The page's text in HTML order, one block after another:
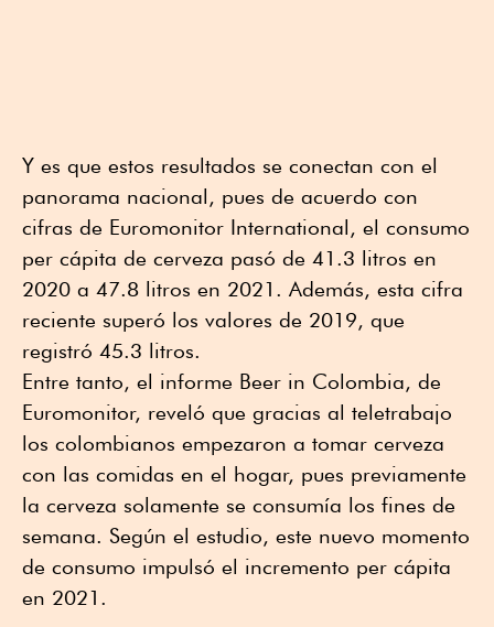
Y es que estos resultados se conectan con el
panorama nacional, pues de acuerdo con
cifras de Euromonitor International, el consumo
per cápita de cerveza pasó de 41.3 litros en
2020 a 47.8 litros en 2021. Además, esta cifra
reciente superó los valores de 2019, que
registró 45.3 litros.
Entre tanto, el informe Beer in Colombia, de
Euromonitor, reveló que gracias al teletrabajo
los colombianos empezaron a tomar cerveza
con las comidas en el hogar, pues previamente
la cerveza solamente se consumía los fines de
semana. Según el estudio, este nuevo momento
de consumo impulsó el incremento per cápita
en 2021.